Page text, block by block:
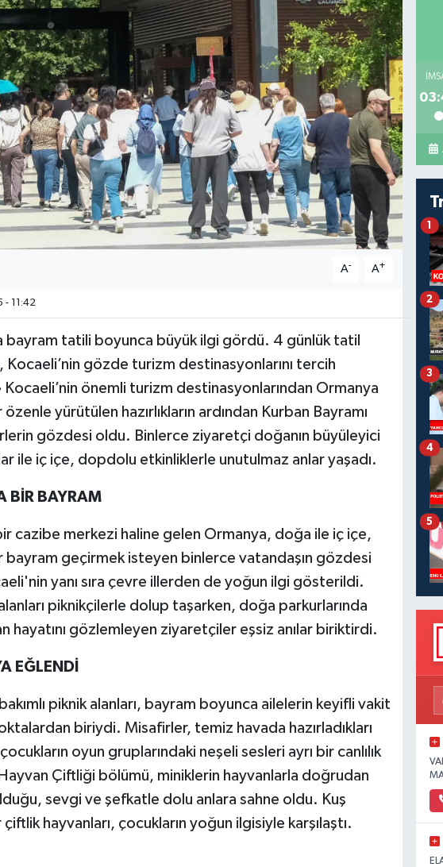
A- A+
- 11:42
bayram tatili boyunca büyük ilgi gördü. 4 günlük tatil
gözde turizm destinasyonlarını tercih
Kocaeli’nin önemli turizm destinasyonlarından Ormanya
yürütülen hazırlıkların ardından Kurban Bayramı
gözdesi oldu. Binlerce ziyaretçi doğanın büyüleyici
ile iç içe, dopdolu etkinliklerle unutulmaz anlar yaşadı.
BİR BAYRAM
cazibe merkezi haline gelen Ormanya, doğa ile iç içe,
bayram geçirmek isteyen binlerce vatandaşın gözdesi
yanı sıra çevre illerden de yoğun ilgi gösterildi.
piknikçilerle dolup taşarken, doğa parkurlarında
hayatını gözlemleyen ziyaretçiler eşsiz anılar biriktirdi.
EĞLENDİ
piknik alanları, bayram boyunca ailelerin keyifli vakit
biriydi. Misafirler, temiz havada hazırladıkları
oyun gruplarındaki neşeli sesleri ayrı bir canlılık
Çiftliği bölümü, miniklerin hayvanlarla doğrudan
sevgi ve şefkatle dolu anlara sahne oldu. Kuş
hayvanları, çocukların yoğun ilgisiyle karşılaştı.
1
2
3
4
5